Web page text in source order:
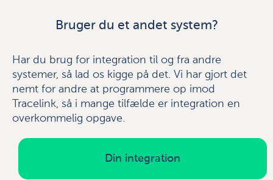
Bruger du et andet system?
Har du brug for integration til og fra andre
systemer, så lad os kigge på det. Vi har gjort det
nemt for andre at programmere op imod
Tracelink, så i mange tilfælde er integration en
overkommelig opgave.
Din integration